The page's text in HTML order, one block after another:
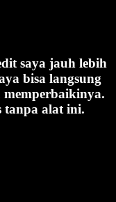
saya jauh lebih
bisa langsung
memperbaikinya.
tanpa alat ini.